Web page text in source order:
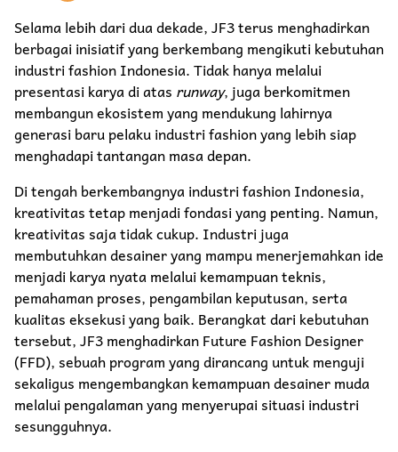
Selama lebih dari dua dekade, JF3 terus menghadirkan
berbagai inisiatif yang berkembang mengikuti kebutuhan
industri fashion Indonesia. Tidak hanya melalui
presentasi karya di atas runway, juga berkomitmen
membangun ekosistem yang mendukung lahirnya
generasi baru pelaku industri fashion yang lebih siap
menghadapi tantangan masa depan.
Di tengah berkembangnya industri fashion Indonesia,
kreativitas tetap menjadi fondasi yang penting. Namun,
kreativitas saja tidak cukup. Industri juga
membutuhkan desainer yang mampu menerjemahkan ide
menjadi karya nyata melalui kemampuan teknis,
pemahaman proses, pengambilan keputusan, serta
kualitas eksekusi yang baik. Berangkat dari kebutuhan
tersebut, JF3 menghadirkan Future Fashion Designer
(FFD), sebuah program yang dirancang untuk menguji
sekaligus mengembangkan kemampuan desainer muda
melalui pengalaman yang menyerupai situasi industri
sesungguhnya.